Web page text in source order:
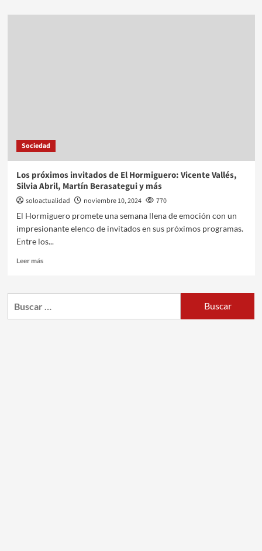
Sociedad
Los próximos invitados de El Hormiguero: Vicente Vallés,
Silvia Abril, Martín Berasategui y más
soloactualidad noviembre 10, 2024
770
El Hormiguero promete una semana llena de emoción con un
impresionante elenco de invitados en sus próximos programas.
Entre los...
Leer más